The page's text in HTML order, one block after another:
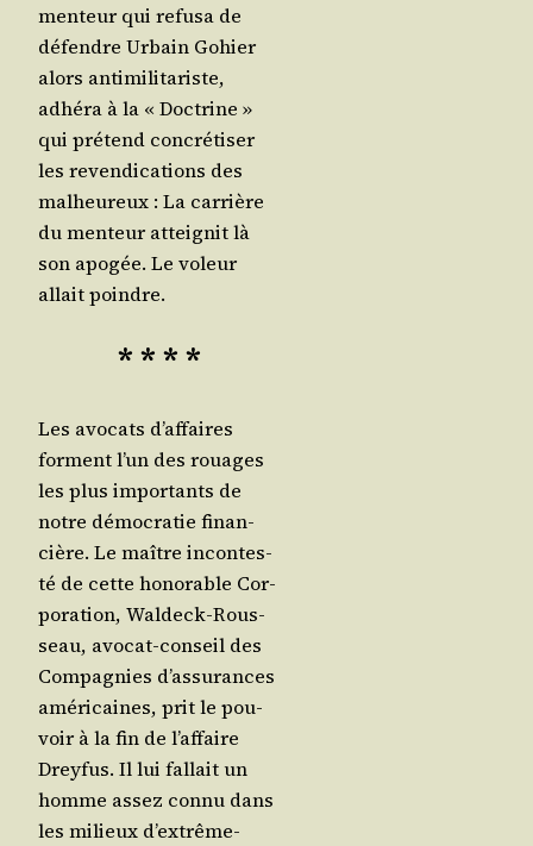
men­teur qui refu­sa de
défendre Urbain Gohier
alors anti­mi­li­ta­riste,
adhé­ra à la « Doc­trine »
qui pré­tend concré­ti­ser
les reven­di­ca­tions des
mal­heu­reux : La car­rière
du men­teur attei­gnit là
son apo­gée. Le voleur
allait poindre.
* * * *
Les avo­cats d’af­faires
forment l’un des rouages
les plus impor­tants de
notre démo­cra­tie finan­
cière. Le maître incon­tes­
té de cette hono­rable Cor­
po­ra­tion, Wal­deck-Rous­
seau, avo­cat-conseil des
Com­pa­gnies d’as­su­rances
amé­ri­caines, prit le pou­
voir à la fin de l’af­faire
Drey­fus. Il lui fal­lait un
homme assez connu dans
les milieux d’ex­trême-